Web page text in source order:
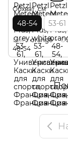
Обхват, см
48-54 53-61
Цвет orange
48-54